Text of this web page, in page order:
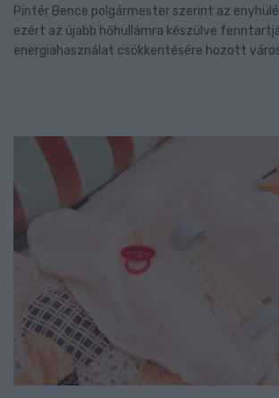
Pintér Bence polgármester szerint az
ezért az újabb hőhullámra készülve
energiahasználat csökkentésére hozott